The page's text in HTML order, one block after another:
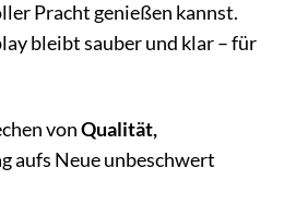
Pracht genießen kannst.
bleibt sauber und klar – für
vonQualität,
aufs Neue unbeschwert